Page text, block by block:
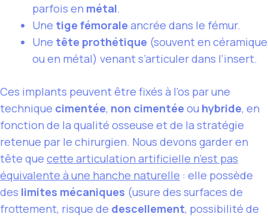
parfois en métal.
Une tige fémorale ancrée dans le fémur.
Une tête prothétique (souvent en céramique
ou en métal) venant s’articuler dans l’insert.
Ces implants peuvent être fixés à l’os par une
technique cimentée, non cimentée ou hybride, en
fonction de la qualité osseuse et de la stratégie
retenue par le chirurgien. Nous devons garder en
tête que cette articulation artificielle n’est pas
équivalente à une hanche naturelle : elle possède
des limites mécaniques (usure des surfaces de
frottement, risque de descellement, possibilité de